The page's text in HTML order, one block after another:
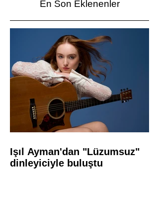
En Son Eklenenler
Işıl Ayman'dan "Lüzumsuz"
dinleyiciyle buluştu